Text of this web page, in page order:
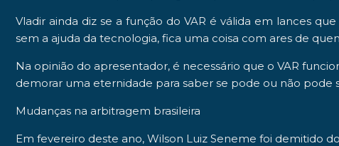
Vladir ainda diz se a função do VAR é válida em lances
sem a ajuda da tecnologia, fica uma coisa com ares de
Na opinião do apresentador, é necessário que o VAR
demorar uma eternidade para saber se pode ou não
Mudanças na arbitragem brasileira
Em fevereiro deste ano, Wilson Luiz Seneme foi demitido